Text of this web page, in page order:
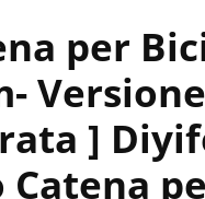
per
Versione
]
Catena